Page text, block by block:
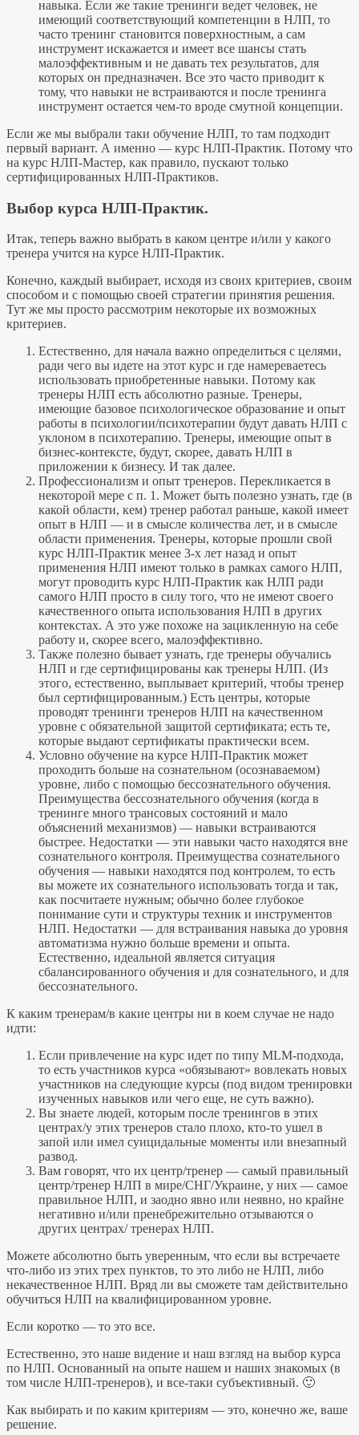
навыка. Если же такие тренинги ведет человек, не
имеющий соответствующий компетенции в НЛП, то
часто тренинг становится поверхностным, а сам
инструмент искажается и имеет все шансы стать
малоэффективным и не давать тех результатов, для
которых он предназначен. Все это часто приводит к
тому, что навыки не встраиваются и после тренинга
инструмент остается чем-то вроде смутной концепции.
Если же мы выбрали таки обучение НЛП, то там подходит
первый вариант. А именно — курс НЛП-Практик. Потому что
на курс НЛП-Мастер, как правило, пускают только
сертифицированных НЛП-Практиков.
Выбор курса НЛП-Практик.
Итак, теперь важно выбрать в каком центре и/или у какого
тренера учится на курсе НЛП-Практик.
Конечно, каждый выбирает, исходя из своих критериев, своим
способом и с помощью своей стратегии принятия решения.
Тут же мы просто рассмотрим некоторые их возможных
критериев.
Естественно, для начала важно определиться с целями,
ради чего вы идете на этот курс и где намереваетесь
использовать приобретенные навыки. Потому как
тренеры НЛП есть абсолютно разные. Тренеры,
имеющие базовое психологическое образование и опыт
работы в психологии/психотерапии будут давать НЛП с
уклоном в психотерапию. Тренеры, имеющие опыт в
бизнес-контексте, будут, скорее, давать НЛП в
приложении к бизнесу. И так далее.
Профессионализм и опыт тренеров. Перекликается в
некоторой мере с п. 1. Может быть полезно узнать, где (в
какой области, кем) тренер работал раньше, какой имеет
опыт в НЛП — и в смысле количества лет, и в смысле
области применения. Тренеры, которые прошли свой
курс НЛП-Практик менее 3-х лет назад и опыт
применения НЛП имеют только в рамках самого НЛП,
могут проводить курс НЛП-Практик как НЛП ради
самого НЛП просто в силу того, что не имеют своего
качественного опыта использования НЛП в других
контекстах. А это уже похоже на зацикленную на себе
работу и, скорее всего, малоэффективно.
Также полезно бывает узнать, где тренеры обучались
НЛП и где сертифицированы как тренеры НЛП. (Из
этого, естественно, выплывает критерий, чтобы тренер
был сертифицированным.) Есть центры, которые
проводят тренинги тренеров НЛП на качественном
уровне с обязательной защитой сертификата; есть те,
которые выдают сертификаты практически всем.
Условно обучение на курсе НЛП-Практик может
проходить больше на сознательном (осознаваемом)
уровне, либо с помощью бессознательного обучения.
Преимущества бессознательного обучения (когда в
тренинге много трансовых состояний и мало
объяснений механизмов) — навыки встраиваются
быстрее. Недостатки — эти навыки часто находятся вне
сознательного контроля. Преимущества сознательного
обучения — навыки находятся под контролем, то есть
вы можете их сознательного использовать тогда и так,
как посчитаете нужным; обычно более глубокое
понимание сути и структуры техник и инструментов
НЛП. Недостатки — для встраивания навыка до уровня
автоматизма нужно больше времени и опыта.
Естественно, идеальной является ситуация
сбалансированного обучения и для сознательного, и для
бессознательного.
К каким тренерам/в какие центры ни в коем случае не надо
идти:
Если привлечение на курс идет по типу MLM-подхода,
то есть участников курса «обязывают» вовлекать новых
участников на следующие курсы (под видом тренировки
изученных навыков или чего еще, не суть важно).
Вы знаете людей, которым после тренингов в этих
центрах/у этих тренеров стало плохо, кто-то ушел в
запой или имел суицидальные моменты или внезапный
развод.
Вам говорят, что их центр/тренер — самый правильный
центр/тренер НЛП в мире/СНГ/Украине, у них — самое
правильное НЛП, и заодно явно или неявно, но крайне
негативно и/или пренебрежительно отзываются о
других центрах/ тренерах НЛП.
Можете абсолютно быть уверенным, что если вы встречаете
что-либо из этих трех пунктов, то это либо не НЛП, либо
некачественное НЛП. Вряд ли вы сможете там действительно
обучиться НЛП на квалифицированном уровне.
Если коротко — то это все.
Естественно, это наше видение и наш взгляд на выбор курса
по НЛП. Основанный на опыте нашем и наших знакомых (в
том числе НЛП-тренеров), и все-таки субъективный. 🙂
Как выбирать и по каким критериям — это, конечно же, ваше
решение.